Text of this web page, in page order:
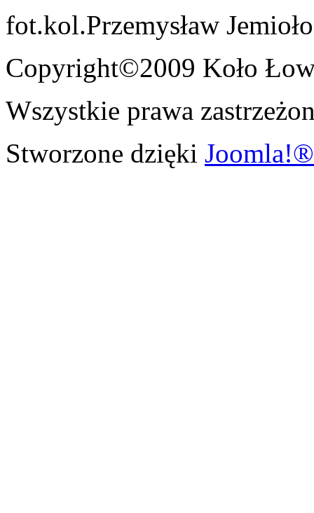
fot.kol.Przemysław Jemioło
Copyright©2009 Koło
Wszystkie prawa
Stworzone dzięki Joomla!®